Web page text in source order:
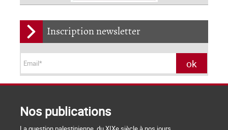
Inscription newsletter
Nos publications